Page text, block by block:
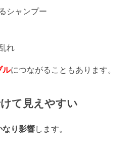
シャンプー
れ
ルにつながることもあります。
て見えやすい
なり影響します。